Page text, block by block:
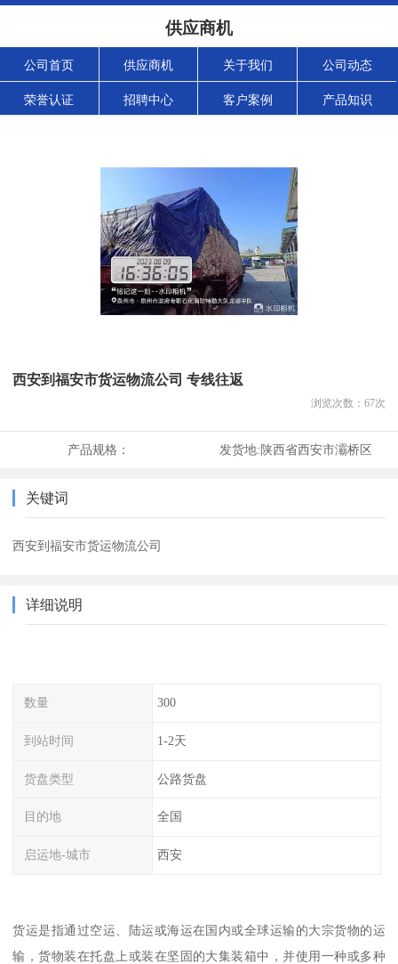
供应商机
公司首页 供应商机 关于我们 公司动态
荣誉认证 招聘中心 客户案例 产品知识
西安到福安市货运物流公司 专线往返
浏览次数： 67次
产品规格： 发货地:陕西省西安市灞桥区
关键词
西安到福安市货运物流公司
详细说明
数量 300
到站时间 1-2天
货盘类型 公路货盘
目的地 全国
启运地-城市 西安
货运是指通过空运、陆运或海运在国内或全球运输的大宗货物的运
输，货物装在托盘上或装在坚固的大集装箱中，并使用一种或多种